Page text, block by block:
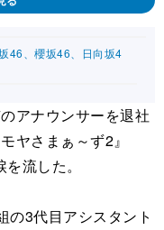
46、櫻坂46、日向坂4
アナウンサーを退社
ヤさまぁ～ず2』
流した。
3代目アシスタント